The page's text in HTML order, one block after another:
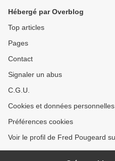
Hébergé par Overblog
Top articles
Pages
Contact
Signaler un abus
C.G.U.
Cookies et données personnelles
Préférences cookies
Voir le profil de Fred Pougeard